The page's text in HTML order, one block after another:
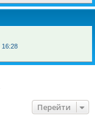
16:28
Перейти